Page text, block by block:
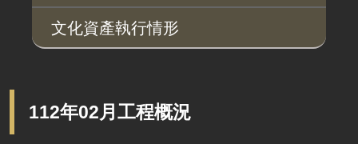
文化資產執行情形
112年02月工程概況